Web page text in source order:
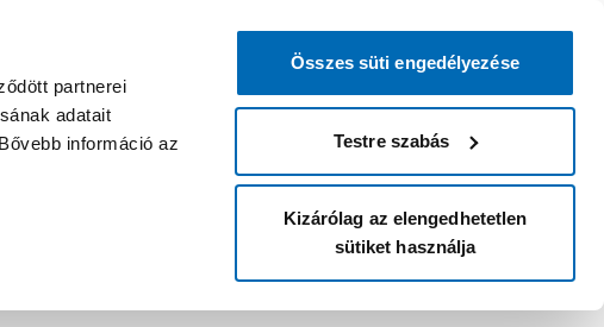
partnerei
adatait
információ az
Összes süti engedélyezése
Testre szabás
Kizárólag az elengedhetetlen
sütiket használja